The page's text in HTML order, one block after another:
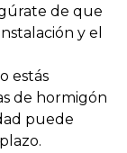
de que
y el
estás
de hormigón
puede